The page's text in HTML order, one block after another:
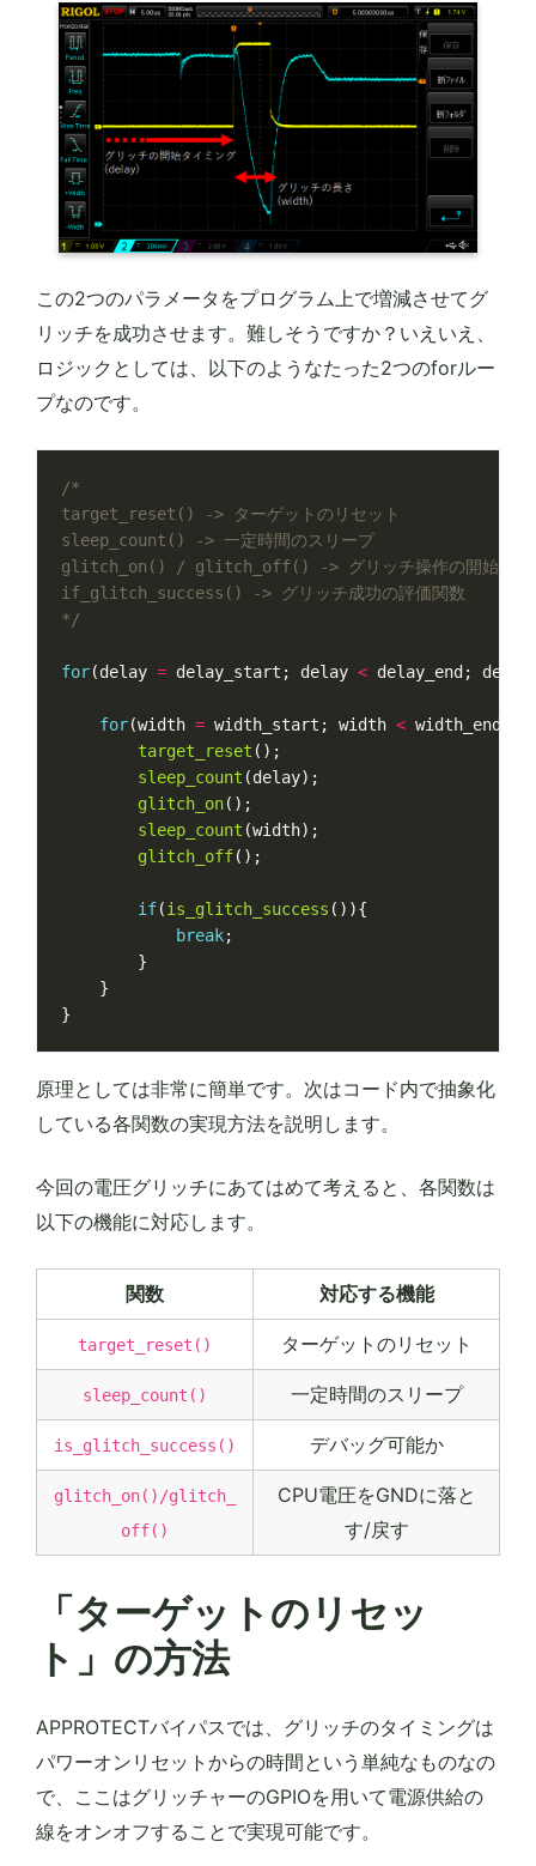
この2つのパラメータをプログラム上で増減させてグ
リッチを成功させます。難しそうですか？いえいえ、
ロジックとしては、以下のようなたった2つのforルー
プなのです。
*/
for(delay = delay_start ; delay < delay_end ; delay
for(width = width_start ; width < width_end
target_reset ();
sleep_count (delay);
glitch_on();
sleep_count (width);
glitch_off();
if(is_glitch_success ()){
break;
}
}
}
原理としては非常に簡単です。次はコード内で抽象化
している各関数の実現方法を説明します。
今回の電圧グリッチにあてはめて考えると、各関数は
以下の機能に対応します。
関数 対応する機能
target_reset() ターゲットのリセット
sleep_count() 一定時間のスリープ
is_glitch_success() デバッグ可能か
glitch_on()/glitch_
off()
CPU電圧をGNDに落と
す/戻す
「ターゲットのリセッ
ト」の方法
APPROTECTバイパスでは、グリッチのタイミングは
パワーオンリセットからの時間という単純なものなの
で、ここはグリッチャーのGPIOを用いて電源供給の
線をオンオフすることで実現可能です。